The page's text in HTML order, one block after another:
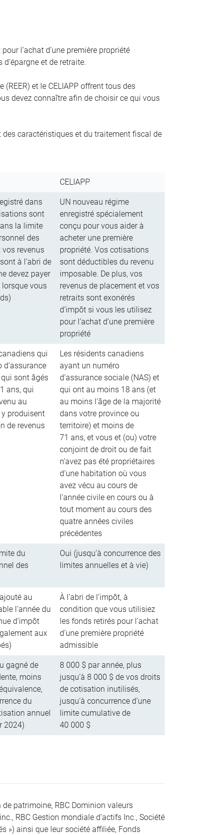
l’achat d’une première propriété
et de retraite.
(REER) et le CELIAPP offrent tous des
devez connaître afin de choisir ce qui vous
caractéristiques et du traitement fiscal de
CELIAPP
dans
sont
la limite
des
revenus
à l’abri de
devez payer
lorsque vous
UN nouveau régime
enregistré spécialement
conçu pour vous aider à
acheter une première
propriété. Vos cotisations
sont déductibles du revenu
imposable. De plus, vos
revenus de placement et vos
retraits sont exonérés
d’impôt si vous les utilisez
pour l’achat d’une première
propriété
qui
sont âgés
ans, qui
au
produisent
de revenus
Les résidents canadiens
ayant un numéro
d’assurance sociale (NAS) et
qui ont au moins 18 ans (et
au moins l’âge de la majorité
dans votre province ou
territoire) et moins de
71 ans, et vous et (ou) votre
conjoint de droit ou de fait
n’avez pas été propriétaires
d’une habitation où vous
avez vécu au cours de
l’année civile en cours ou à
tout moment au cours des
quatre années civiles
précédentes
du
des
Oui (jusqu’à concurrence des
limites annuelles et à vie)
au
l’année du
d’impôt
aux
À l’abri de l’impôt, à
condition que vous utilisiez
les fonds retirés pour l’achat
d’une première propriété
admissible
gagné de
moins
du
annuel
2024)
8 000 $ par année, plus
jusqu’à 8 000 $ de vos droits
de cotisation inutilisés,
jusqu’à concurrence d’une
limite cumulative de
40 000 $
patrimoine, RBC Dominion valeurs
RBC Gestion mondiale d’actifs Inc., Société
») ainsi que leur société affiliée, Fonds